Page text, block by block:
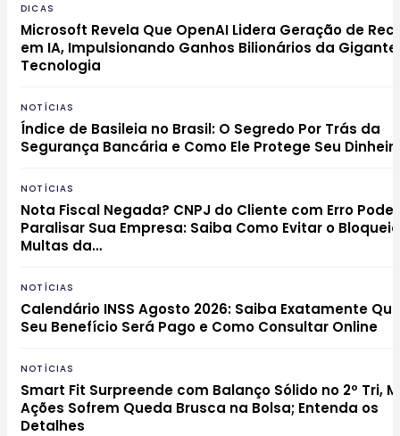
DICAS
Microsoft Revela Que OpenAI Lidera Geração de
em IA, Impulsionando Ganhos Bilionários da
Tecnologia
NOTÍCIAS
Índice de Basileia no Brasil: O Segredo Por Trás da
Segurança Bancária e Como Ele Protege Seu
NOTÍCIAS
Nota Fiscal Negada? CNPJ do Cliente com Erro Pode
Paralisar Sua Empresa: Saiba Como Evitar o
Multas da…
NOTÍCIAS
Calendário INSS Agosto 2026: Saiba Exatamente
Seu Benefício Será Pago e Como Consultar Online
NOTÍCIAS
Smart Fit Surpreende com Balanço Sólido no 2º Tri,
Ações Sofrem Queda Brusca na Bolsa; Entenda os
Detalhes